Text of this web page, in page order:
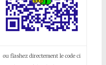
ou flashez directement le code ci